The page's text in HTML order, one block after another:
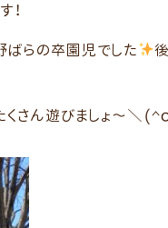
！
ばらの卒園児でした
さん遊びましょ〜＼